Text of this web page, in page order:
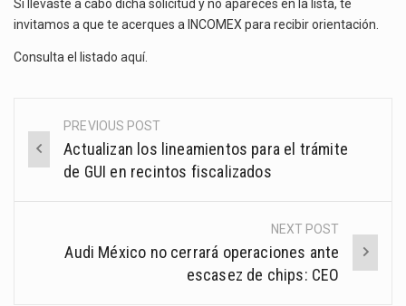
Si llevaste a cabo dicha solicitud y no apareces en la lista, te
invitamos a que te acerques a INCOMEX para recibir orientación.
Consulta el listado aquí.
Post
navigation
PREVIOUS POST
Actualizan los lineamientos para el trámite
de GUI en recintos fiscalizados
NEXT POST
Audi México no cerrará operaciones ante
escasez de chips: CEO